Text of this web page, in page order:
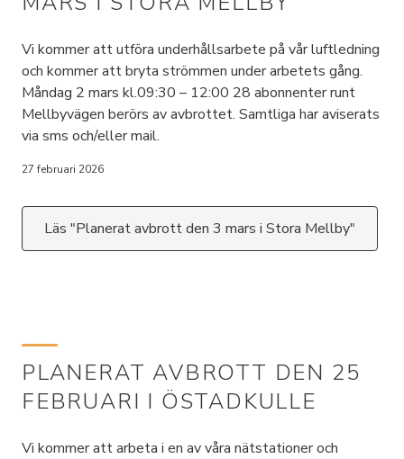
Vi kommer att utföra underhållsarbete på vår luftledning
och kommer att bryta strömmen under arbetets gång.
Måndag 2 mars kl.09:30 – 12:00 28 abonnenter runt
Mellbyvägen berörs av avbrottet. Samtliga har aviserats
via sms och/eller mail.
27 februari 2026
Läs "Planerat avbrott den 3 mars i Stora Mellby"
PLANERAT AVBROTT DEN 25
FEBRUARI I ÖSTADKULLE
Vi kommer att arbeta i en av våra nätstationer och